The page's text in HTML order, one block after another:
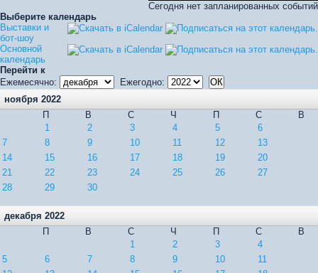
Сегодня нет запланированных событий
Выберите календарь
Выставки и
бот-шоу
Основной
календарь
Перейти к
Ежемесячно:
Ежегодно:
ноября 2022
П
В С Ч П С
В
1
2 3 4 5
6
7
8 9 10 11 12
13
14
15 16 17 18 19
20
21
22 23 24 25 26
27
28
29 30
декабря 2022
П
В С Ч П С
В
1
2 3
4
5
6 7 8 9 10
11